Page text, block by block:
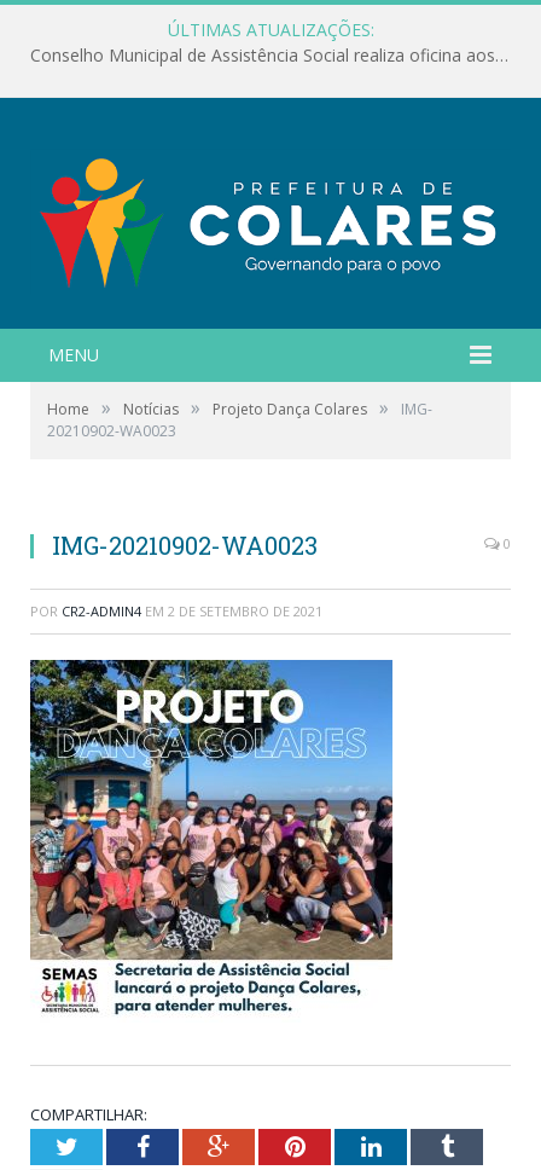
ÚLTIMAS ATUALIZAÇÕES:
Conselho Municipal de Assistência Social realiza oficina aos servidores
MENU
Home » Notícias » Projeto Dança Colares »
IMG-
20210902-WA0023
IMG-20210902-WA0023 0
POR CR2-ADMIN4 EM 2 DE SETEMBRO DE 2021
COMPARTILHAR:
TwitterFacebookGoogle+PinterestLinkedInTumblr